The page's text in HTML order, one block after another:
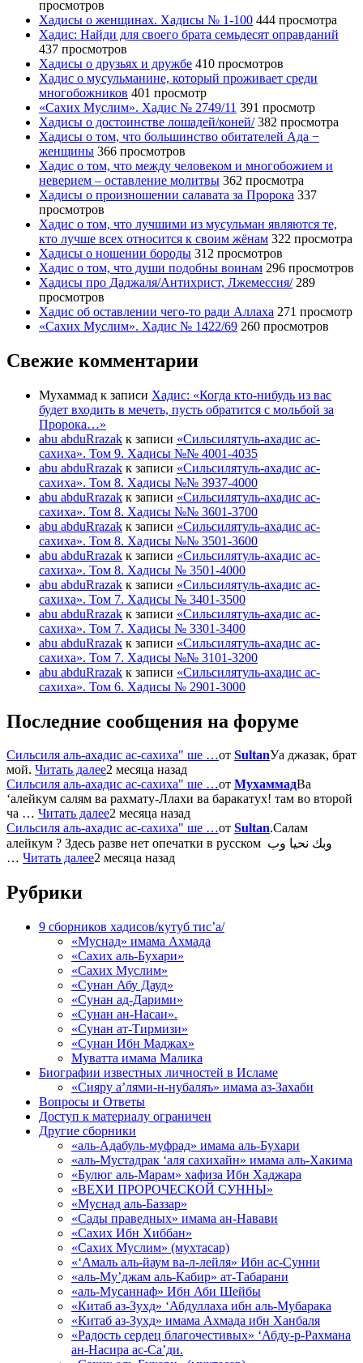
просмотров
Хадисы о женщинах. Хадисы № 1-100 444 просмотра
Хадис: Найди для своего брата семьдесят оправданий
437 просмотров
Хадисы о друзьях и дружбе 410 просмотров
Хадис о мусульманине, который проживает среди
многобожников 401 просмотр
«Сахих Муслим». Хадис № 2749/11 391 просмотр
Хадисы о достоинстве лошадей/коней/ 382 просмотра
Хадисы о том, что большинство обитателей Ада −
женщины 366 просмотров
Хадис о том, что между человеком и многобожием и
неверием – оставление молитвы 362 просмотра
Хадисы о произношении салавата за Пророка 337
просмотров
Хадис о том, что лучшими из мусульман являются те,
кто лучше всех относится к своим жёнам 322 просмотра
Хадисы о ношении бороды 312 просмотров
Хадис о том, что души подобны воинам 296 просмотров
Хадисы про Даджаля/Антихрист, Лжемессия/ 289
просмотров
Хадис об оставлении чего-то ради Аллаха 271 просмотр
«Сахих Муслим». Хадис № 1422/69 260 просмотров
Свежие комментарии
Мухаммад к записи Хадис: «Когда кто-нибудь из вас
будет входить в мечеть, пусть обратится с мольбой за
Пророка…»
abu abduRrazak к записи «Сильсилятуль-ахадис ас-
сахиха». Том 9. Хадисы №№ 4001-4035
abu abduRrazak к записи «Сильсилятуль-ахадис ас-
сахиха». Том 8. Хадисы №№ 3937-4000
abu abduRrazak к записи «Сильсилятуль-ахадис ас-
сахиха». Том 8. Хадисы №№ 3601-3700
abu abduRrazak к записи «Сильсилятуль-ахадис ас-
сахиха». Том 8. Хадисы №№ 3501-3600
abu abduRrazak к записи «Сильсилятуль-ахадис ас-
сахиха». Том 8. Хадисы № 3501-4000
abu abduRrazak к записи «Сильсилятуль-ахадис ас-
сахиха». Том 7. Хадисы № 3401-3500
abu abduRrazak к записи «Сильсилятуль-ахадис ас-
сахиха». Том 7. Хадисы № 3301-3400
abu abduRrazak к записи «Сильсилятуль-ахадис ас-
сахиха». Том 7. Хадисы №№ 3101-3200
abu abduRrazak к записи «Сильсилятуль-ахадис ас-
сахиха». Том 6. Хадисы № 2901-3000
Последние сообщения на форуме
Сильсиля аль-ахадис ас-сахиха" ше …от SultanУа джазак, брат
мой. Читать далее2 месяца назад
Сильсиля аль-ахадис ас-сахиха" ше …от МухаммадВа
‘алейкум салям ва рахмату-Ллахи ва баракатух! там во второй
ча … Читать далее2 месяца назад
Сильсиля аль-ахадис ас-сахиха" ше …от Sultan.Салам
алейкум ? Здесь разве нет опечатки в русском وبك نحيا وب
… Читать далее2 месяца назад
Рубрики
9 сборников хадисов/кутуб тис’а/
«Муснад» имама Ахмада
«Сахих аль-Бухари»
«Сахих Муслим»
«Сунан Абу Дауд»
«Сунан ад-Дарими»
«Сунан ан-Насаи».
«Сунан ат-Тирмизи»
«Сунан Ибн Маджах»
Муватта имама Малика
Биографии известных личностей в Исламе
«Сияру а’лями-н-нубаляъ» имама аз-Захаби
Вопросы и Ответы
Доступ к материалу ограничен
Другие сборники
«аль-Адабуль-муфрад» имама аль-Бухари
«аль-Мустадрак ‘аля сахихайн» имама аль-Хакима
«Булюг аль-Марам» хафиза Ибн Хаджара
«ВЕХИ ПРОРОЧЕСКОЙ СУННЫ»
«Муснад аль-Баззар»
«Сады праведных» имама ан-Навави
«Сахих Ибн Хиббан»
«Сахих Муслим» (мухтасар)
«‘Амаль аль-йаум ва-л-лейля» Ибн ас-Сунни
«аль-Му’джам аль-Кабир» ат-Табарани
«аль-Мусаннаф» Ибн Аби Шейбы
«Китаб аз-Зухд» ‘Абдуллаха ибн аль-Мубарака
«Китаб аз-Зухд» имама Ахмада ибн Ханбаля
«Радость сердец благочестивых» ‘Абду-р-Рахмана
ан-Насира ас-Са’ди.